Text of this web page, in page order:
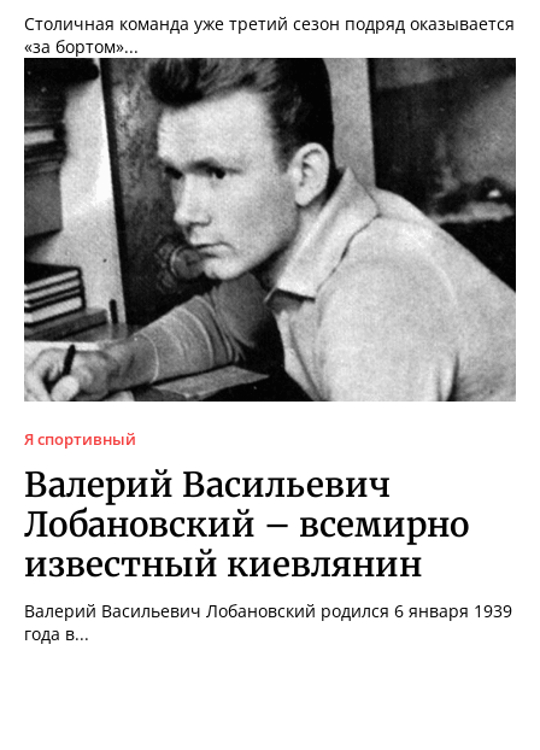
Столичная команда уже третий сезон подряд оказывается
«за бортом»...
Я спортивный
Валерий Васильевич
Лобановский – всемирно
известный киевлянин
Валерий Васильевич Лобановский родился 6 января 1939
года в...